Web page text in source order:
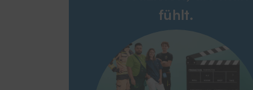
fühlt.